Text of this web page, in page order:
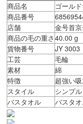
商品名
ゴール
商品番号
店舗
金号首
商品の毛の重さ 40.00 g
貨物番号
JY 3003
工芸
毛輪
素材
綿
特徴
超強い
スタイル
シンプル
バスタオル
バスタ